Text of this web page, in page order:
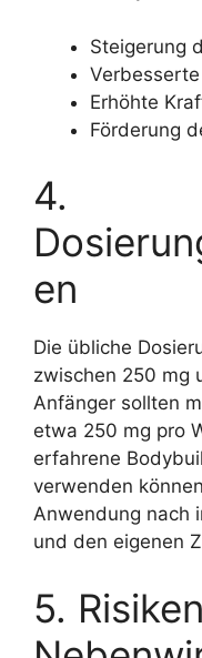
Steigerung
Erhöhte
Förderung
4.
en
Die übliche
zwischen 250 mg
Anfänger sollten
etwa 250 mg pro
erfahrene
verwenden
Anwendung nach
und den eigenen
5.